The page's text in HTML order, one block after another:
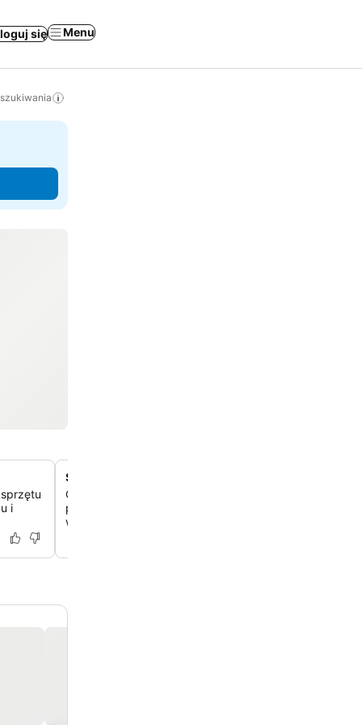
się Menu
i
Spokojne miejsce piknikowe do relaksu
Odpręż się na świeżym powietrzu w specjalnie
piknikowym, które oferuje spokojne otoczenie do
wypoczynku na łonie natury.